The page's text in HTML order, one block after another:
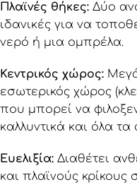
Πλαϊνές θήκες: Δύο
ιδανικές για να
νερό ή μια ομπρέλα.
Κεντρικός χώρος:
εσωτερικός χώρος
που μπορεί να
καλλυντικά και όλα
Ευελιξία: Διαθέτει
και πλαϊνούς